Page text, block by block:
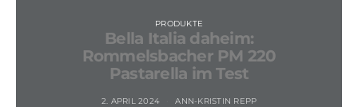
PRODUKTE
Bella Italia daheim:
Rommelsbacher PM 220
Pastarella im Test
2. APRIL 2024 ANN-KRISTIN REPP